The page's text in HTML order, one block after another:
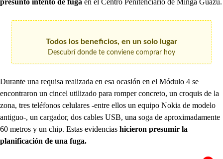
presunto intento de fuga en el Centro Penitenciario de Minga Guazú.
Todos los beneficios, en un solo lugar
Descubrí donde te conviene comprar hoy
Durante una requisa realizada en esa ocasión en el Módulo 4 se
encontraron un cincel utilizado para romper concreto, un croquis de la
zona, tres teléfonos celulares -entre ellos un equipo Nokia de modelo
antiguo-, un cargador, dos cables USB, una soga de aproximadamente
60 metros y un chip. Estas evidencias hicieron presumir la
planificación de una fuga.